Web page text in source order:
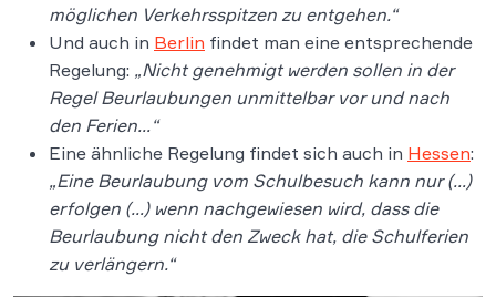
möglichen Verkehrsspitzen zu entgehen.“
Und auch in Berlin findet man eine entsprechende
Regelung: „Nicht genehmigt werden sollen in der
Regel Beurlaubungen unmittelbar vor und nach
den Ferien…“
Eine ähnliche Regelung findet sich auch in Hessen:
„Eine Beurlaubung vom Schulbesuch kann nur (…)
erfolgen (…) wenn nachgewiesen wird, dass die
Beurlaubung nicht den Zweck hat, die Schulferien
zu verlängern.“